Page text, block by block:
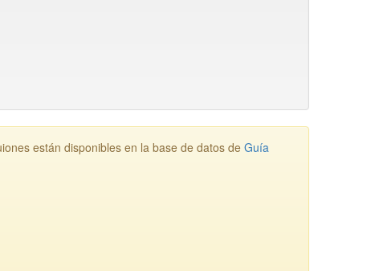
están disponibles en la base de datos de Guía